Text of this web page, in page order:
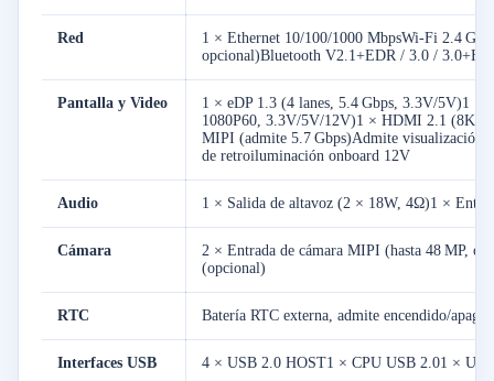
Red
1 × Ethernet 10/100/1000 MbpsWi-Fi 2.4
opcional)Bluetooth V2.1+EDR / 3.0 /
Pantalla y Video
1 × eDP 1.3 (4 lanes, 5.4 Gbps, 3.3V/5V)1 ×
1080P60, 3.3V/5V/12V)1 × HDMI 2.1
MIPI (admite 5.7 Gbps)Admite visualización
de retroiluminación onboard 12V
Audio 1 × Salida de altavoz (2 × 18W, 4Ω)1 ×
Cámara
2 × Entrada de cámara MIPI (hasta 48 MP,
(opcional)
RTC Batería RTC externa, admite encendido/
Interfaces USB 4 × USB 2.0 HOST1 × CPU USB 2.01 ×